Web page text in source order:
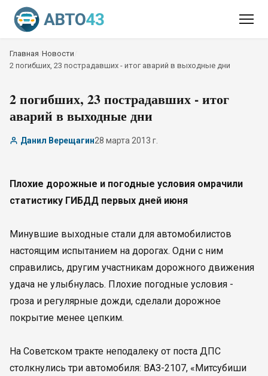
Главная Новости
2 погибших, 23 пострадавших - итог аварий в выходные дни
2 погибших, 23 пострадавших - итог
аварий в выходные дни
Данил Верещагин28 марта 2013 г.
Плохие дорожные и погодные условия омрачили
статистику ГИБДД первых дней июня
Минувшие выходные стали для автомобилистов
настоящим испытанием на дорогах. Одни с ним
справились, другим участникам дорожного движения
удача не улыбнулась. Плохие погодные условия -
гроза и регулярные дожди, сделали дорожное
покрытие менее цепким.
На Советском тракте неподалеку от поста ДПС
столкнулись три автомобиля: ВАЗ-2107, «Митсубиши